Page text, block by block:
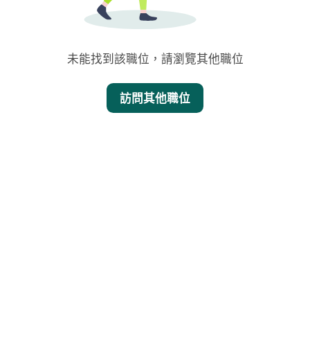
未能找到該職位，請瀏覽其他職位
訪問其他職位